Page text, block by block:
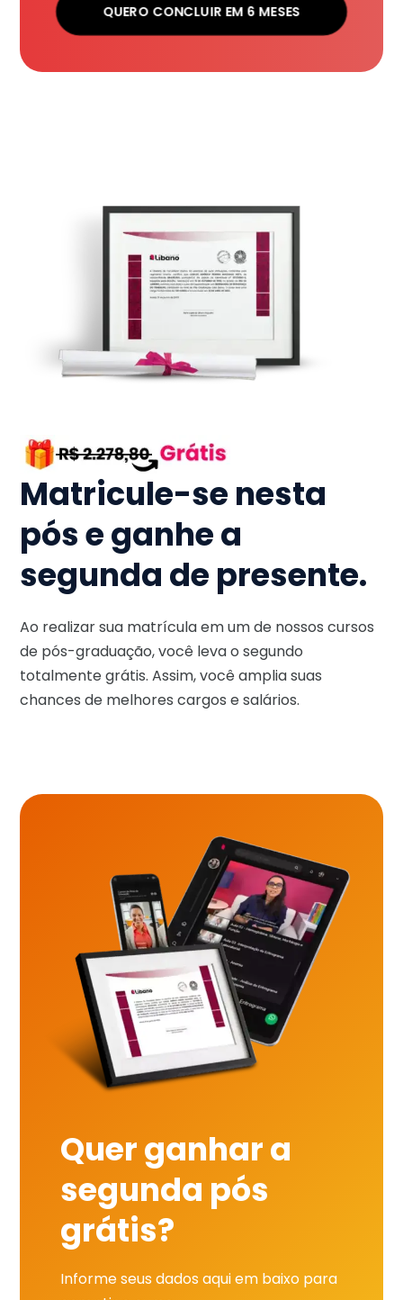
QUERO CONCLUIR EM 6 MESES
Matricule-se nesta
pós e ganhe a
segunda de presente.
Ao realizar sua matrícula em um de nossos cursos
de pós-graduação, você leva o segundo
totalmente grátis. Assim, você amplia suas
chances de melhores cargos e salários.
Quer ganhar a
segunda pós
grátis?
Informe seus dados aqui em baixo para